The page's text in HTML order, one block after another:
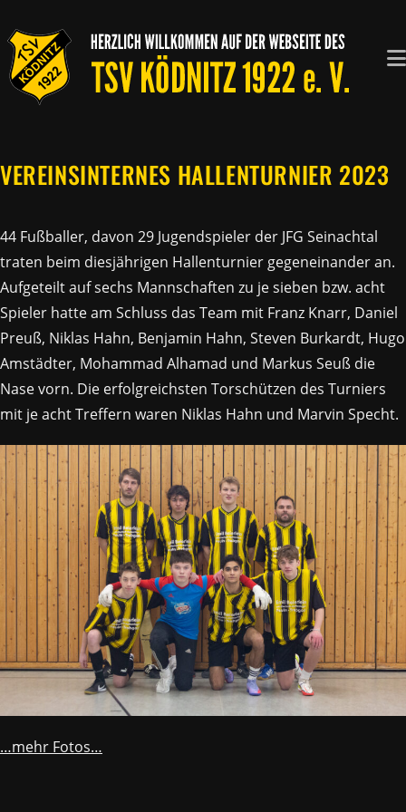
Inhalt
springen
VEREINSINTERNES HALLENTURNIER 2023
44 Fußballer, davon 29 Jugendspieler der JFG Seinachtal
traten beim diesjährigen Hallenturnier gegeneinander an.
Aufgeteilt auf sechs Mannschaften zu je sieben bzw. acht
Spieler hatte am Schluss das Team mit Franz Knarr, Daniel
Preuß, Niklas Hahn, Benjamin Hahn, Steven Burkardt, Hugo
Amstädter, Mohammad Alhamad und Markus Seuß die
Nase vorn. Die erfolgreichsten Torschützen des Turniers
mit je acht Treffern waren Niklas Hahn und Marvin Specht.
…mehr Fotos…